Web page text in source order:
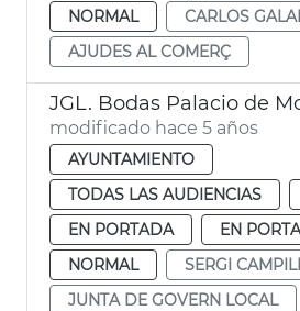
NORMAL
CARLOS
AJUDES AL COMERÇ
JGL. Bodas Palacio de
modificado hace 5 años
AYUNTAMIENTO
TODAS LAS AUDIENCIAS
EN PORTADA
EN
NORMAL
SERGI
JUNTA DE GOVERN LOCAL